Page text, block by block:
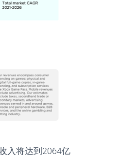
入将达到 2064亿